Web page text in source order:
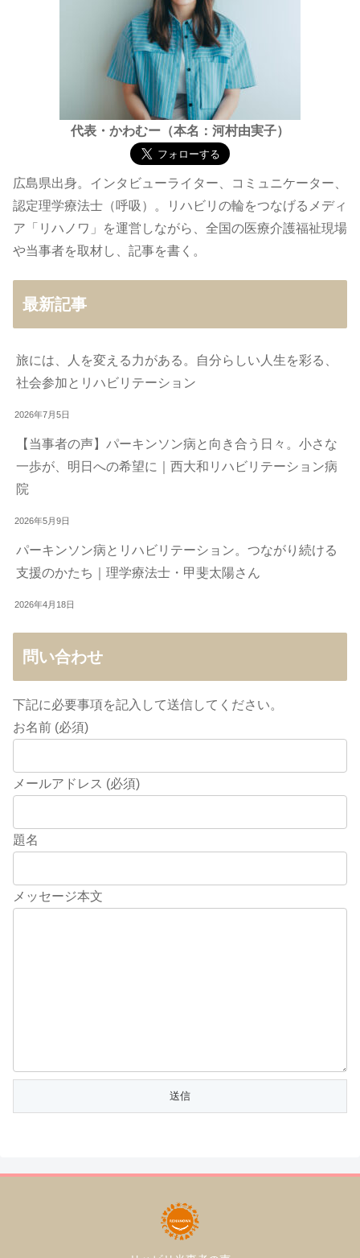
代表・かわむー（本名：河村由実子）
広島県出身。インタビューライター、コミュニケーター、
認定理学療法士（呼吸）。リハビリの輪をつなげるメディ
ア「リハノワ」を運営しながら、全国の医療介護福祉現場
や当事者を取材し、記事を書く。
最新記事
旅には、人を変える力がある。自分らしい人生を彩る、
社会参加とリハビリテーション
2026年7月5日
【当事者の声】パーキンソン病と向き合う日々。小さな
一歩が、明日への希望に｜西大和リハビリテーション病
院
2026年5月9日
パーキンソン病とリハビリテーション。つながり続ける
支援のかたち｜理学療法士・甲斐太陽さん
2026年4月18日
問い合わせ
下記に必要事項を記入して送信してください。
お名前 (必須)
メールアドレス (必須)
題名
メッセージ本文